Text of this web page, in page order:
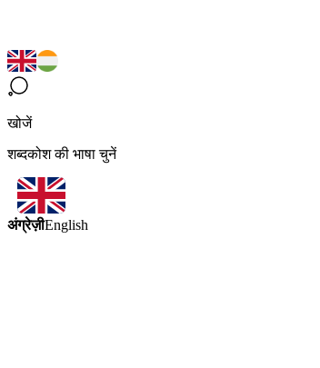
खोजें
शब्दकोश की भाषा चुनें
अंग्रेज़ीEnglish